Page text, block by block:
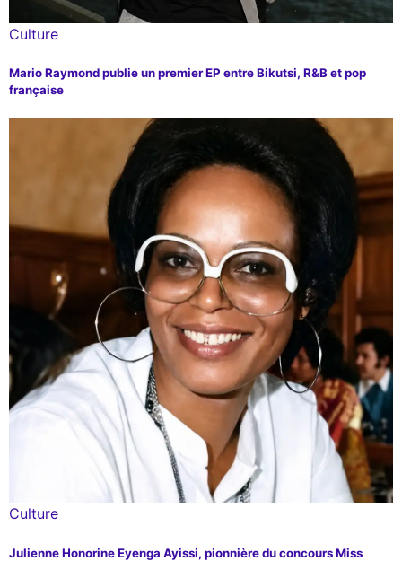
Culture
Mario Raymond publie un premier EP entre Bikutsi, R&B et pop
française
Culture
Julienne Honorine Eyenga Ayissi, pionnière du concours Miss